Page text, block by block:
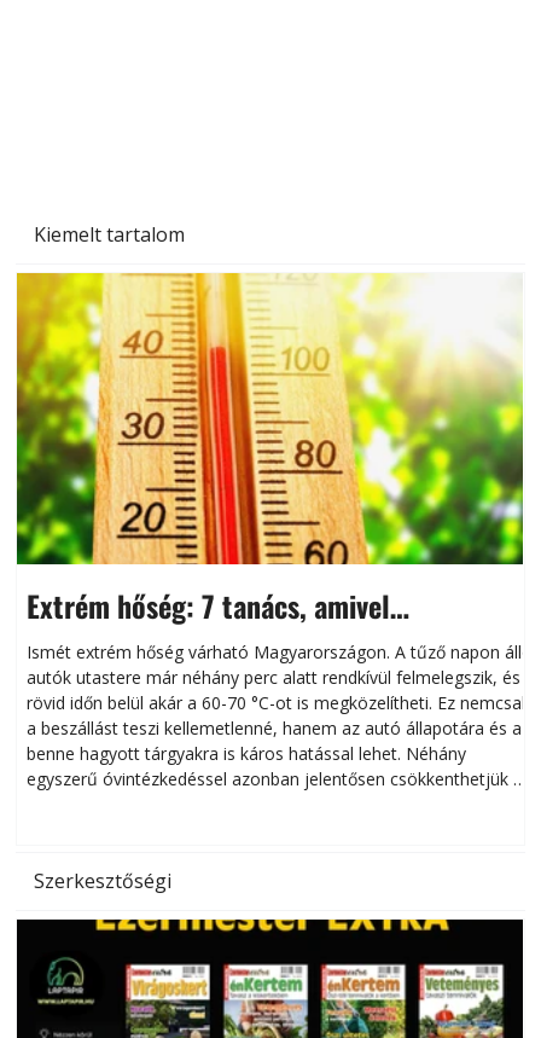
Kiemelt tartalom
Extrém hőség: 7 tanács, amivel
megóvhatjuk autónkat a nyári károktól
Ismét extrém hőség várható Magyarországon. A tűző napon álló
autók utastere már néhány perc alatt rendkívül felmelegszik, és
rövid időn belül akár a 60-70 °C-ot is megközelítheti. Ez nemcsak
a beszállást teszi kellemetlenné, hanem az autó állapotára és a
benne hagyott tárgyakra is káros hatással lehet. Néhány
egyszerű óvintézkedéssel azonban jelentősen csökkenthetjük a
Szerkesztőségi